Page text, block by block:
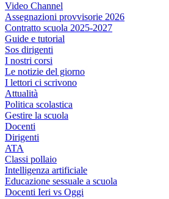
Video Channel
Assegnazioni provvisorie 2026
Contratto scuola 2025-2027
Guide e tutorial
Sos dirigenti
I nostri corsi
Le notizie del giorno
I lettori ci scrivono
Attualità
Politica scolastica
Gestire la scuola
Docenti
Dirigenti
ATA
Classi pollaio
Intelligenza artificiale
Educazione sessuale a scuola
Docenti Ieri vs Oggi